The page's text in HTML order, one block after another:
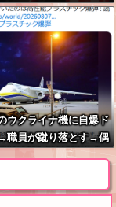
ウクライナ機に自爆ド
職員が蹴り落とす→偶
壊れセーフ